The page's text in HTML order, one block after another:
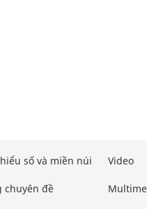
số và miền núi
chuyên đề
Video